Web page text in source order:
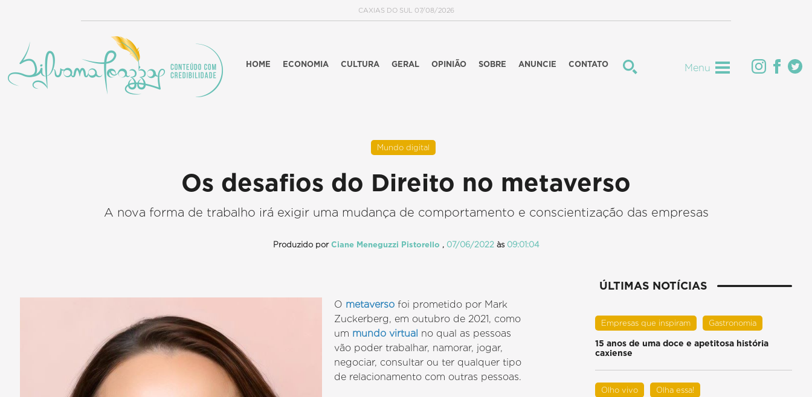
CAXIAS DO SUL 07/08/2026
HOME ECONOMIA CULTURA GERAL OPINIÃO SOBRE ANUNCIE CONTATO Menu
Mundo digital
Os desafios do Direito no metaverso
A nova forma de trabalho irá exigir uma mudança de comportamento e conscientização das empresas
Produzido por Ciane Meneguzzi Pistorello , 07/06/2022às 09:01:04
O metaverso foi prometido por Mark
Zuckerberg, em outubro de 2021, como
um mundo virtual no qual as pessoas
vão poder trabalhar, namorar, jogar,
negociar, consultar ou ter qualquer tipo
de relacionamento com outras pessoas.
ÚLTIMAS NOTÍCIAS
Empresas que inspiram Gastronomia
15 anos de uma doce e apetitosa história
caxiense
Olho vivo Olha essa!